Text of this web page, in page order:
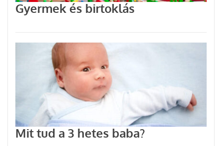
Gyermek és birtoklás
Mit tud a 3 hetes baba?